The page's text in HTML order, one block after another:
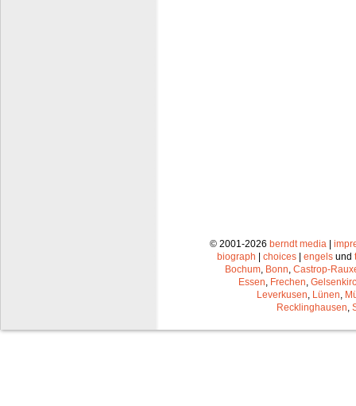
© 2001-2026 berndt media |
biograph | choices | engels und
Bochum Bonn Castrop-
Essen Frechen
Leverkusen Lünen
Recklinghausen